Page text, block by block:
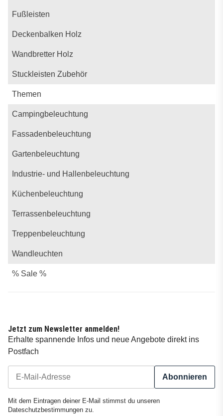
Fußleisten
Deckenbalken Holz
Wandbretter Holz
Stuckleisten Zubehör
Themen
Campingbeleuchtung
Fassadenbeleuchtung
Gartenbeleuchtung
Industrie- und Hallenbeleuchtung
Küchenbeleuchtung
Terrassenbeleuchtung
Treppenbeleuchtung
Wandleuchten
% Sale %
Jetzt zum Newsletter anmelden!
Erhalte spannende Infos und neue Angebote direkt ins
Postfach
Abonnieren
Mit dem Eintragen deiner E-Mail stimmst du unseren
Dateschutzbestimmungen zu.